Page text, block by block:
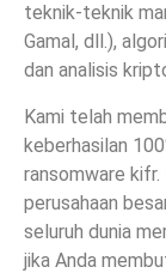
teknik-teknik
Gamal, dll.),
dan analisis
Kami telah
keberhasilan
ransomware
perusahaan
seluruh dunia
jika Anda